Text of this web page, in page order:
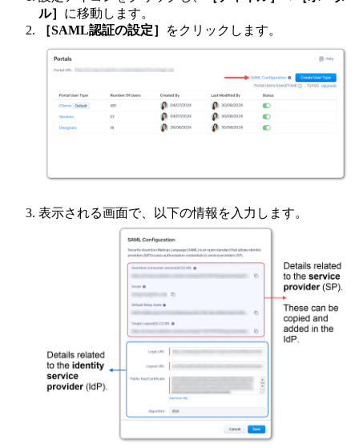
ル］ に移動します。
［SAML認証の設定］
をクリックします。
表示される画面で、以下の情報を入力します。